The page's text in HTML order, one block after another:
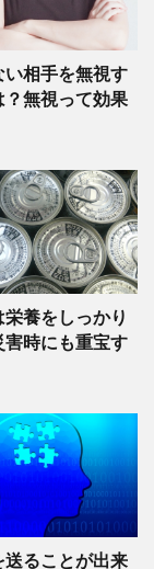
い相手を無視す
？無視って効果
養をしっかり
害時にも重宝す
送ることが出来